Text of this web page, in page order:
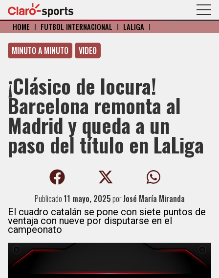
HOME I FÚTBOL INTERNACIONAL I LALIGA I
MINUTO A MINUTO VIDEO
¡Clásico de locura!
Barcelona remonta al
Madrid y queda a un
paso del título en LaLiga
Publicado 11 mayo, 2025porJosé María Miranda
El cuadro catalán se pone con siete puntos de
ventaja con nueve por disputarse en el
campeonato